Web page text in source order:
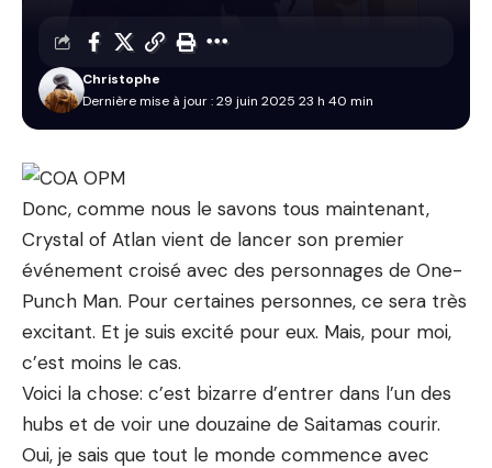
Dernière mise à jour : 29 juin 2025 23 h 40 min
Christophe
Donc, comme nous le savons tous maintenant,
Crystal of Atlan vient de lancer son premier
événement croisé avec des personnages de One-
Punch Man. Pour certaines personnes, ce sera très
excitant. Et je suis excité pour eux. Mais, pour moi,
c’est moins le cas.
Voici la chose: c’est bizarre d’entrer dans l’un des
hubs et de voir une douzaine de Saitamas courir.
Oui, je sais que tout le monde commence avec